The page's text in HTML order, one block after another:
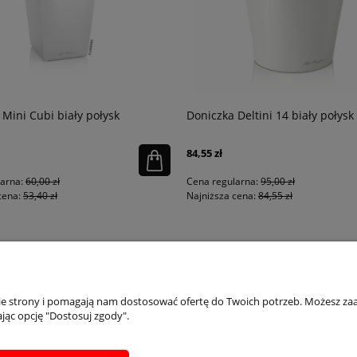
Cubi biały połysk
60,00 zł
53,40 zł
Doniczka Deltini 14 biały połysk
84,55 zł
Cena regularna: 95,00 zł
Najniższa cena: 84,55 zł
Dostępne formy płatości
strony i pomagają nam dostosować ofertę do Twoich potrzeb. Możesz
opcję "Dostosuj zgody".